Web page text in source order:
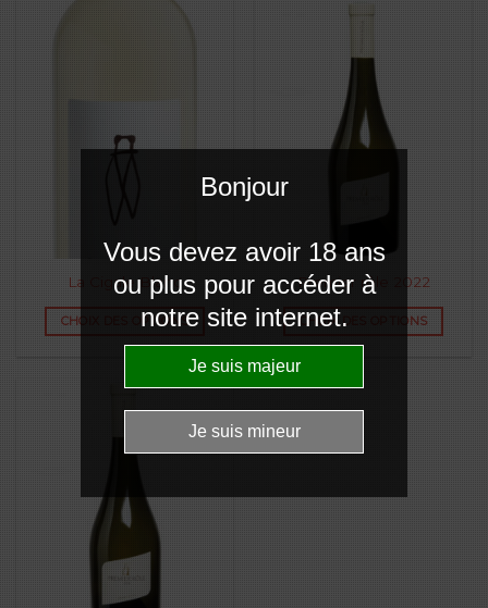
La Cigale Blanc
CHOIX DES OPTIONS
Premier rôle 2022
CHOIX DES OPTIONS
Bonjour
Vous devez avoir 18 ans
ou plus pour accéder à
notre site internet.